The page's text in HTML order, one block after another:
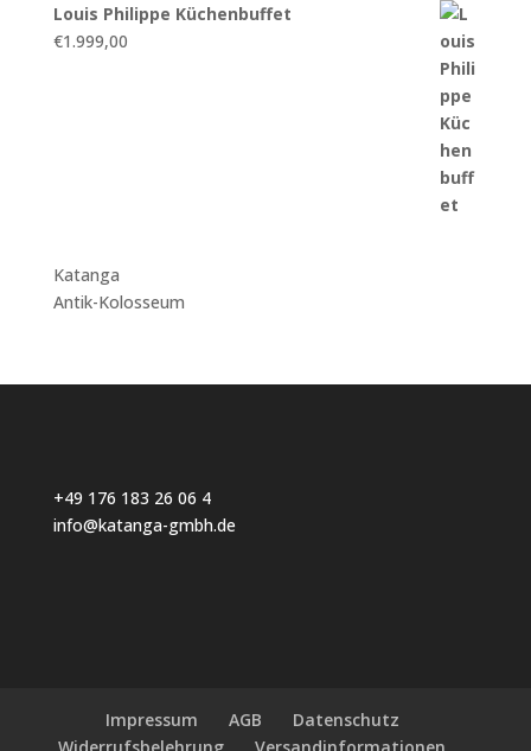
Louis Philippe Küchenbuffet
€1.999,00
Katanga
Antik-Kolosseum
+49 176 183 26 06 4
info@katanga-gmbh.de
Impressum AGB
Datenschutz
Widerrufsbelehrung
Versandinformationen